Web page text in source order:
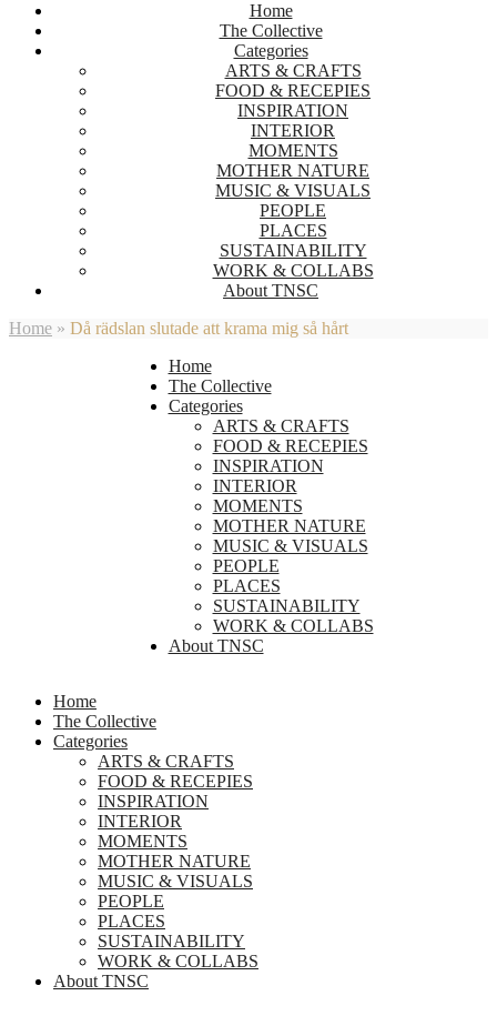
Home
The Collective
Categories
ARTS & CRAFTS
FOOD & RECEPIES
INSPIRATION
INTERIOR
MOMENTS
MOTHER NATURE
MUSIC & VISUALS
PEOPLE
PLACES
SUSTAINABILITY
WORK & COLLABS
About TNSC
Home » Då rädslan slutade att krama mig så hårt
Home
The Collective
Categories
ARTS & CRAFTS
FOOD & RECEPIES
INSPIRATION
INTERIOR
MOMENTS
MOTHER NATURE
MUSIC & VISUALS
PEOPLE
PLACES
SUSTAINABILITY
WORK & COLLABS
About TNSC
Home
The Collective
Categories
ARTS & CRAFTS
FOOD & RECEPIES
INSPIRATION
INTERIOR
MOMENTS
MOTHER NATURE
MUSIC & VISUALS
PEOPLE
PLACES
SUSTAINABILITY
WORK & COLLABS
About TNSC